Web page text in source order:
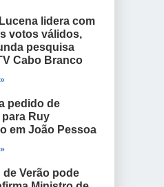
lidera com
votos válidos,
pesquisa
Cabo Branco
pedido de
Ruy
em João Pessoa
de Verão pode